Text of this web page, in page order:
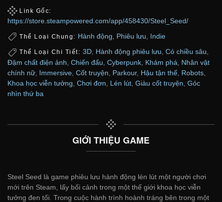
Link Gốc:
https://store.steampowered.com/app/458430/Steel_Seed/
Thể Loại Chung: Hành động Phiêu lưu Indie
Thể Loại Chi Tiết: 3D, Hành động phiêu lưu, Có chiều sâu,
Đậm chất điện ảnh Chiến đấu Cyberpunk Khám phá
Nhân vật
chính nữ Immersive Cốt truyện Parkour, Hậu tận thế Robots
Khoa học viễn tưởng Chơi đơn Lén lút Giàu cốt truyện Góc
nhìn thứ ba
GIỚI THIỆU GAME
Steel Seed là game phiêu lưu hành động lén lút một người chơi
mới trên Steam, lấy bối cảnh trong một thế giới khoa học viễn
tưởng đen tối. Trong cuộc hành trình hoành tráng bên trong một